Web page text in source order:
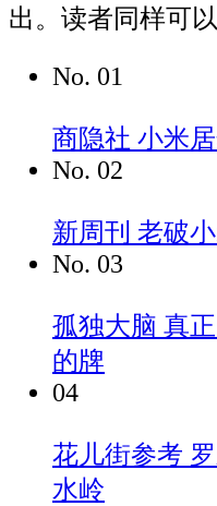
出。读者同样可
No. 01
商隐社 小米
No. 02
新周刊 老破
No. 03
孤独大脑 真
的牌
04
花儿街参考
水岭